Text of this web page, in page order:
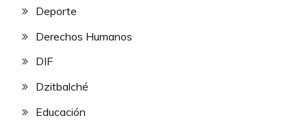
Deporte
Derechos Humanos
DIF
Dzitbalché
Educación